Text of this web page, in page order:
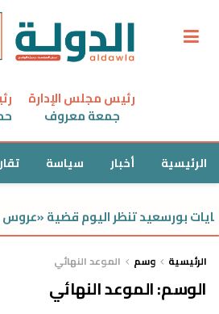
رئيس مجلس الإدارة
جمعة معروف
الرئيسية أخبار سياسة
بورسعيد تنظر اليوم قضية «عروس
الرئيسية وسم الموعد النهائي
الوسم:الموعد النهائي